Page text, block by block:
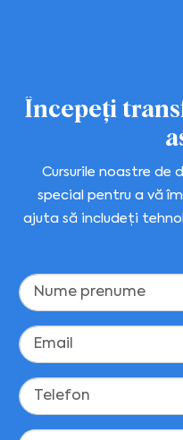
Începeți
Cursurile noastre de
special pentru a vă
ajuta să includeți